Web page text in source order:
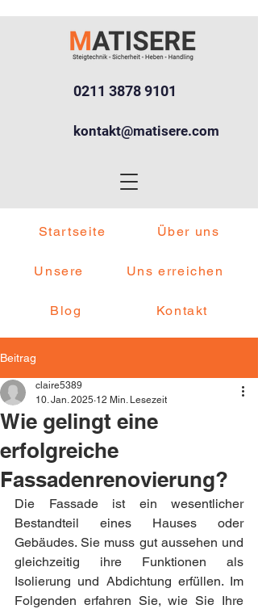
0211 3878 9101
kontakt@matisere.com
Startseite Über uns
Unsere Uns erreichen
Blog Kontakt
Beitrag
Wie gelingt eine
erfolgreiche
Fassadenrenovierung?
claire5389
10. Jan. 2025 12 Min. Lesezeit
Die Fassade ist ein wesentlicher
Bestandteil eines Hauses oder
Gebäudes. Sie muss gut aussehen und
gleichzeitig ihre Funktionen als
Isolierung und Abdichtung erfüllen. Im
Folgenden erfahren Sie, wie Sie Ihre